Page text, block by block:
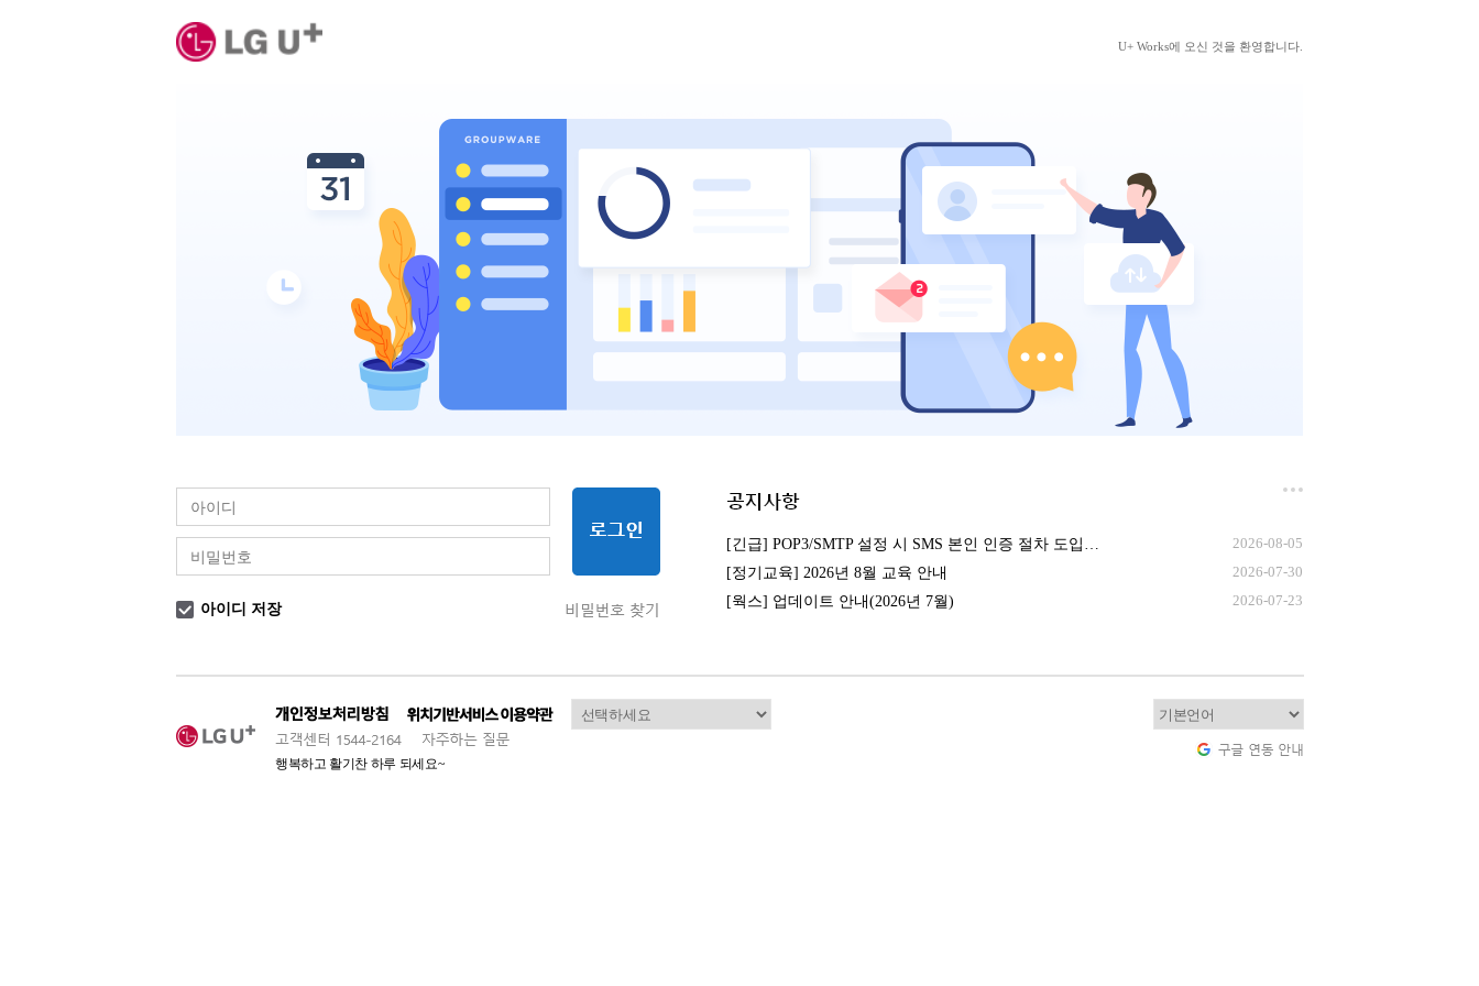
U+ Works에 오신 것을 환영합니다.
아이디 저장
[긴급] POP3/SMTP 설정 시 SMS 본인 인증 절차 도입 안내 (계정 보안 강화)
2026-08-05
[정기교육] 2026년 8월 교육 안내
2026-07-30
[웍스] 업데이트 안내(2026년 7월)
2026-07-23
행복하고 활기찬 하루 되세요~
선택하세요.